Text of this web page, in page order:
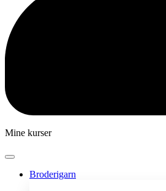
Mine kurser
Broderigarn